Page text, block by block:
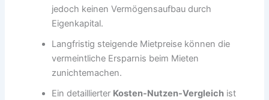
jedoch keinen Vermögensaufbau durch
Eigenkapital.
Langfristig steigende Mietpreise können die
vermeintliche Ersparnis beim Mieten
zunichtemachen.
Ein detaillierter Kosten-Nutzen-Vergleich ist